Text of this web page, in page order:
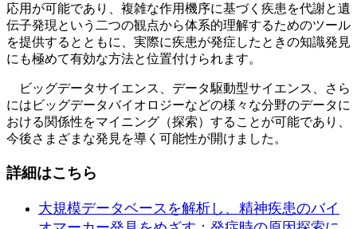
応用が可能であり、複雑な作用機序に基づく疾患を代謝と遺
伝子発現という二つの観点から体系的理解するためのツール
を提供するとともに、実際に疾患が発症したときの知識発見
にも極めて有効な方法と位置付けられます。
ビッグデータサイエンス、データ駆動型サイエンス、さら
にはビッグデータバイオロジーなどの様々な分野のデータに
おける関係性をマイニング（探索）することが可能であり、
今後さまざまな発見を導く可能性が開けました。
詳細はこちら
大規模データベースを解析し、精神疾患のバイ